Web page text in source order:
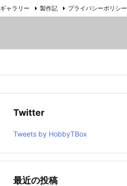
ギャラリー 製作記 プライバシーポリシー
Twitter
Tweets by HobbyTBox
最近の投稿